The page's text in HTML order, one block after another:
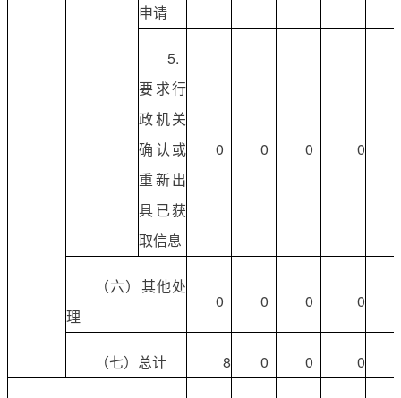
申请
5.
要求行
政机关
确认或
重新出
具已获
取信息
0 0 0 0
（六）其他处
理
0 0 0 0
（七）总计 8 0 0 0